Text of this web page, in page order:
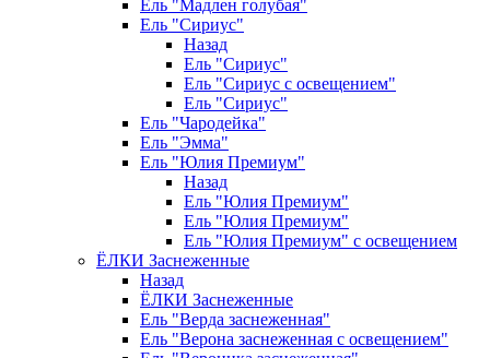
Ель "Мадлен голубая"
Ель "Сириус"
Назад
Ель "Сириус"
Ель "Сириус с освещением"
Ель "Сириус"
Ель "Чародейка"
Ель "Эмма"
Ель "Юлия Премиум"
Назад
Ель "Юлия Премиум"
Ель "Юлия Премиум"
Ель "Юлия Премиум" с освещением
ЁЛКИ Заснеженные
Назад
ЁЛКИ Заснеженные
Ель "Верда заснеженная"
Ель "Верона заснеженная с освещением"